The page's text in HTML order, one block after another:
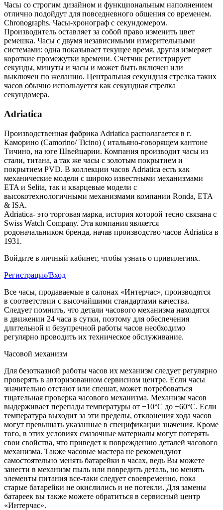
Часы со строгим дизайном и функциональным наполнением
отлично подойдут для повседневного общения со временем.
Chronographs. Часы-хронограф с секундомером.
Производитель оставляет за собой право изменить цвет
ремешка. Часы с двумя независимыми измерительными
системами: одна показывает текущее время, другая измеряет
короткие промежутки времени. Счетчик регистрирует
секунды, минуты и часы и может быть включен или
выключен по желанию. Центральная секундная стрелка таких
часов обычно используется как секундная стрелка
секундомера.
Adriatica
Производственная фабрика Adriatica располагается в г.
Каморино (Camorino/ Ticino) ( итальяно-говорящем кантоне
Тичино, на юге Швейцарии. Компания производит часы из
стали, титана, а так же часы с золотым покрытием и
покрытием PVD. В коллекции часов Adriatica есть как
механические модели с широко известными механизмами
ETA и Selita, так и кварцевые модели с
высокотехнологичными механизмами компании Ronda, ETA
& ISA.
Adriatica- это торговая марка, история которой тесно связана с
Swiss Watch Company. Эта компания является
родоначальником бренда, начав производство часов Adriatica в
1931.
Войдите в личный кабинет, чтобы узнать о привилегиях.
Регистрация/Вход
Все часы, продаваемые в салонах «Интерчас», производятся
в соответствии с высочайшими стандартами качества.
Следует помнить, что детали часового механизма находятся
в движении 24 часа в сутки, поэтому для обеспечения
длительной и безупречной работы часов необходимо
регулярно проводить их техническое обслуживание.
Часовой механизм
Для безотказной работы часов их механизм следует регулярно
проверять в авторизованном сервисном центре. Если часы
значительно отстают или спешат, может потребоваться
тщательная проверка часового механизма. Механизм часов
выдерживает перепады температуры от −10°C до +60°C. Если
температура выходит за эти пределы, отклонения хода часов
могут превышать указанные в спецификации значения. Кроме
того, в этих условиях смазочные материалы могут потерять
свои свойства, что приведет к повреждению деталей часового
механизма. Также часовые мастера не рекомендуют
самостоятельно менять батарейки в часах, ведь Вы можете
занести в механизм пыль или повредить деталь, но менять
элементы питания все-таки следует своевременно, пока
старые батарейки не окислились и не потекли. Для замены
батареек вы также можете обратиться в сервисный центр
«Интерчас».